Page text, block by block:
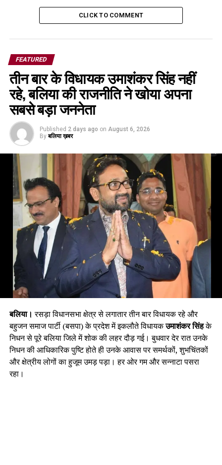
CLICK TO COMMENT
FEATURED
तीन बार के विधायक उमाशंकर सिंह नहीं
रहे, बलिया की राजनीति ने खोया अपना
सबसे बड़ा जननेता
Published 2 days ago on August 6, 2026
By बलिया ख़बर
बलिया। रसड़ा विधानसभा क्षेत्र से लगातार तीन बार विधायक रहे और
बहुजन समाज पार्टी (बसपा) के प्रदेश में इकलौते विधायकउमाशंकर सिंहके
निधन से पूरे बलिया जिले में शोक की लहर दौड़ गई। बुधवार देर रात उनके
निधन की आधिकारिक पुष्टि होते ही उनके आवास पर समर्थकों, शुभचिंतकों
और क्षेत्रीय लोगों का हुजूम उमड़ पड़ा। हर ओर गम और सन्नाटा पसरा
रहा।